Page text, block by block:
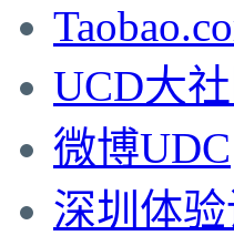
UCD大
微博UDC
深圳体